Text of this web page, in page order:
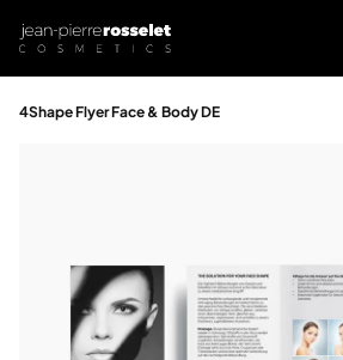
4Shape Flyer Face & Body DE